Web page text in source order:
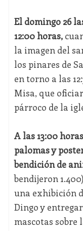
El domingo 26
12:00 horas,
la imagen del
los pinares de
en torno a las
Misa, que
párroco de la
A las 13:00
palomas y
bendición de
bendijeron
una exhibición
Dingo y
mascotas sobre